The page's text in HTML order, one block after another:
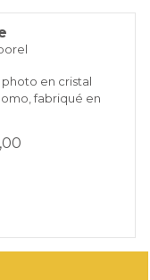
en cristal
fabriqué en